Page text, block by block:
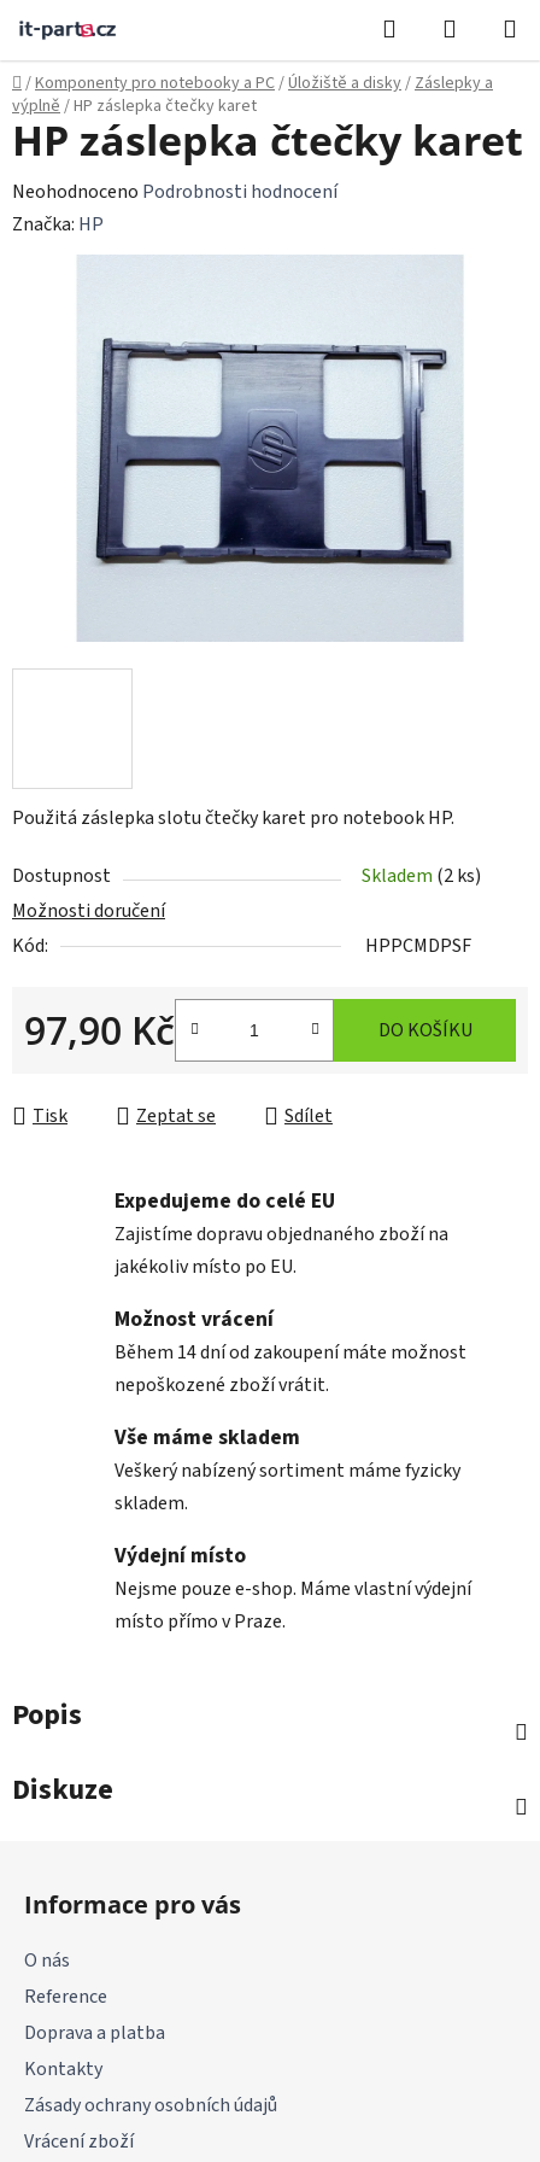
obsah
Hledat
KOŠÍK
Domů
/Komponenty pro notebooky a PC/Úložiště a disky/Záslepky a
výplně/HP záslepka čtečky karet
Použitá záslepka slotu čtečky karet pro notebook HP.
Dostupnost Skladem (2 ks)
Možnosti doručení
Kód:
HPPCMDPSF
97,90 Kč DO KOŠÍKU
Tisk Zeptat se Sdílet
HP záslepka čtečky karet
Průměrné
hodnocení
produktu
Neohodnoceno Podrobnosti hodnocení
Značka: HP
Expedujeme do celé EU
Zajistíme dopravu objednaného zboží na
jakékoliv místo po EU.
Možnost vrácení
Během 14 dní od zakoupení máte možnost
nepoškozené zboží vrátit.
Vše máme skladem
Veškerý nabízený sortiment máme fyzicky
skladem.
Výdejní místo
Nejsme pouze e-shop. Máme vlastní výdejní
místo přímo v Praze.
Popis
Diskuze
Informace pro vás
O nás
Reference
Doprava a platba
Kontakty
Zásady ochrany osobních údajů
Vrácení zboží